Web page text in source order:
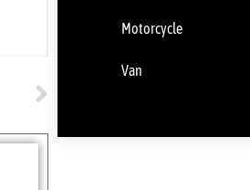
Motorcycle
Van